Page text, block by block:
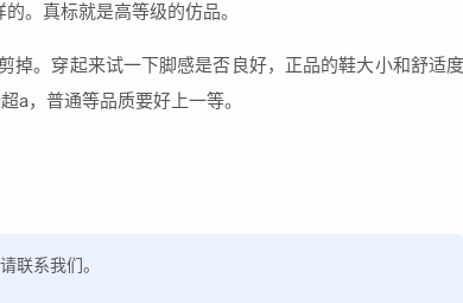
。真标就是高等级的仿品。
掉。穿起来试一下脚感是否良好，正品的鞋大小和舒适度
a，普通等品质要好上一等。
联系我们。